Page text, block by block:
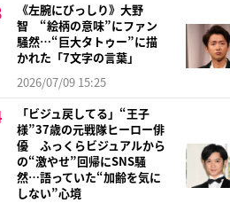
《左腕にびっしり》大野
智 “絵柄の意味”にファン
騒然…“巨大タトゥー”に描
かれた「7文字の言葉」
2026/07/09 15:25
「ビジュ戻してる」“王子
様”37歳の元戦隊ヒーロー俳
優 ふっくらビジュアルから
の“激やせ”回帰にSNS騒
然…語っていた“加齢を気に
しない”心境